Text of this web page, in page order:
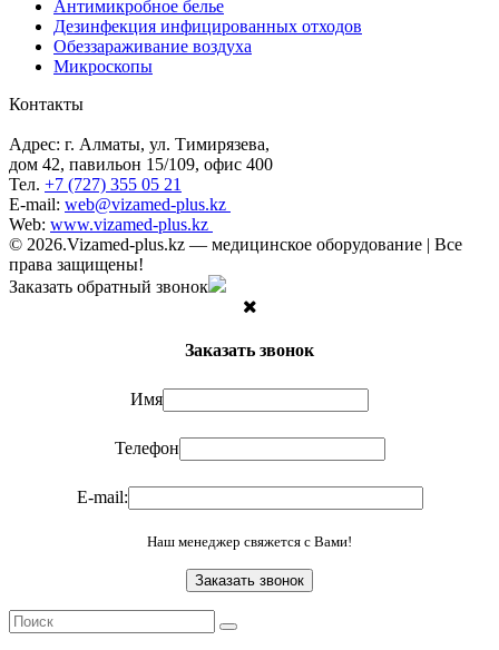
Антимикробное белье
Дезинфекция инфицированных отходов
Обеззараживание воздуха
Микроскопы
Контакты
Адрес: г. Алматы, ул. Тимирязева,
дом 42, павильон 15/109, офис 400
Тел. +7 (727) 355 05 21
E-mail: web@vizamed-plus.kz
Web: www.vizamed-plus.kz
© 2026.Vizamed-plus.kz — медицинское оборудование | Все
права защищены!
Заказать обратный звонок
Заказать звонок
Имя
Телефон
E-mail:
Наш менеджер свяжется с Вами!